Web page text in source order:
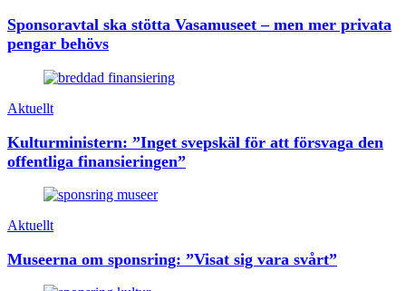
Sponsoravtal ska stötta Vasamuseet – men mer privata
pengar behövs
Aktuellt
Kulturministern: ”Inget svepskäl för att försvaga den
offentliga finansieringen”
Aktuellt
Museerna om sponsring: ”Visat sig vara svårt”